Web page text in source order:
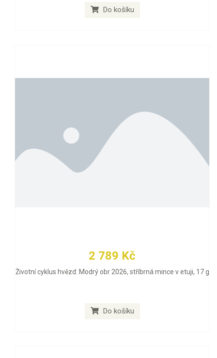
Do košíku
2 789 Kč
Životní cyklus hvězd: Modrý obr 2026, stříbrná mince v etuji, 17 g
Do košíku